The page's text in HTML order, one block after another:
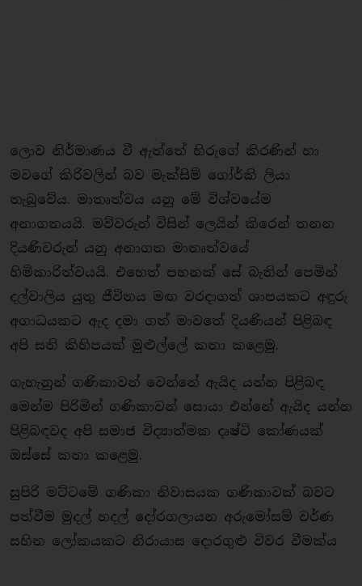
ලොව නිර්මාණය වී ඇත්තේ හිරුගේ කිරණින් හා
මවගේ කිරිවලින් බව මැක්සිම් ගෝර්කි ලියා
තැබුවේය. මාතෘත්වය යනු මේ විශ්වයේම
අනාගතයයි. මව්වරුන් විසින් ලෙයින් කිරෙන් තනන
දියණිවරුන් යනු අනාගත මාතෘත්වයේ
හිමිකාරිත්වයයි. එහෙත් පහනක් සේ බැතින් පෙමින්
දල්වාලිය යුතු ජීවිතය මඟ වරදාගත් ශාපයකට අඳුරු
අගාධයකට ඇද දමා ගත් මාවතේ දියණියන් පිළිබඳ
අපි සති කිහිපයක් මුළුල්ලේ කතා කළෙමු.
ගැහැනුන් ගණිකාවන් වෙන්නේ ඇයිද යන්න පිළිබඳ
මෙන්ම පිරිමින් ගණිකාවන් සොයා එන්නේ ඇයිද යන්න
පිළිබඳවද අපි සමාජ විද්‍යාත්මක දෘෂ්ටි කෝණයක්
ඔස්සේ කතා කළෙමු.
සුපිරි මට්ටමේ ගණිකා නිවාසයක ගණිකාවක් බවට
පත්වීම මුදල් හදල් දෝරගලායන අරුමෝසම් වර්ණ
සහිත ලෝකයකට නිරායාස දොරගුළු විවර වීමක්ය